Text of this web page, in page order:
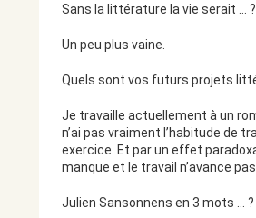
Sans la littérature la vie serait … ?
Un peu plus vaine.
Quels sont vos futurs projets
Je travaille actuellement à un
n’ai pas vraiment l’habitude de
exercice. Et par un effet
manque et le travail n’avance
Julien Sansonnens en 3 mots … ?